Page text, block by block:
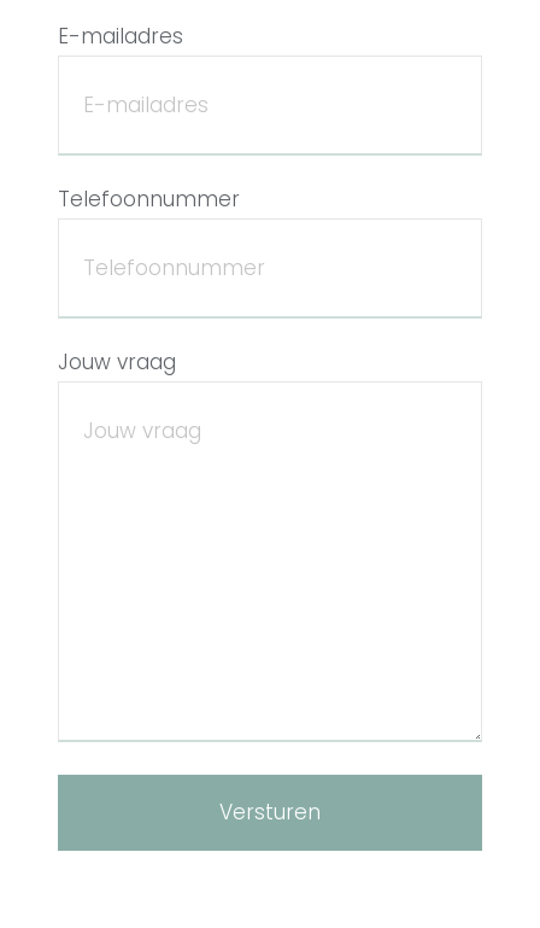
E-mailadres
Telefoonnummer
Jouw vraag
Versturen